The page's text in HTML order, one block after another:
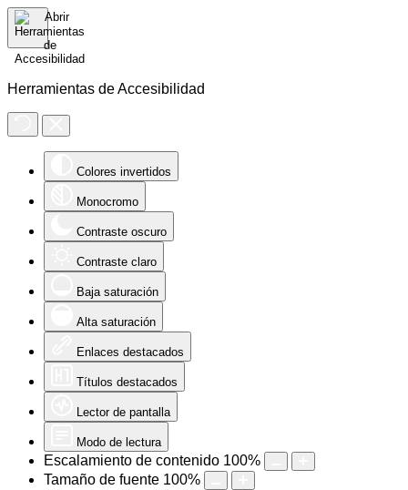
Herramientas de Accesibilidad
Colores invertidos
Monocromo
Contraste oscuro
Contraste claro
Baja saturación
Alta saturación
Enlaces destacados
Títulos destacados
Lector de pantalla
Modo de lectura
Escalamiento de contenido 100%
Tamaño de fuente 100%